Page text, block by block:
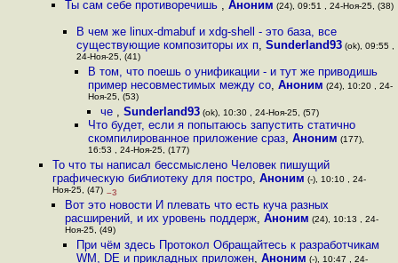
Ты сам себе противоречишь , Аноним (24), 09:51 , 24-Ноя-25, (38)
В чем же linux-dmabuf и xdg-shell - это база, все
существующие композиторы их п, Sunderland93(ok), 09:55 ,
24-Ноя-25, (41)
В том, что поешь о унификации - и тут же приводишь
пример несовместимых между со,Аноним (24), 10:20 , 24-
Ноя-25, (53)
че , Sunderland93(ok), 10:30 , 24-Ноя-25, (57)
Что будет, если я попытаюсь запустить статично
скомпилированное приложение сраз,Аноним (177),
16:53 , 24-Ноя-25, (177)
То что ты написал бессмыслено Человек пишущий
графическую библиотеку для постро,Аноним (-), 10:10 , 24-
Ноя-25, (47) –3
Вот это новости И плевать что есть куча разных
расширений, и их уровень поддерж, Аноним (24), 10:13 , 24-
Ноя-25, (49)
При чём здесь Протокол Обращайтесь к разработчикам
WM, DE и прикладных приложен, Аноним (-), 10:47 , 24-